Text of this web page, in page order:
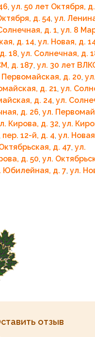
, ул. 50 лет Октября,
д. 54, ул.
д. 1, ул. 8
д. 14, ул. Новая, д.
18, ул. Солнечная, д.
д. 187, ул. 30 лет
Первомайская, д. 20, ул.
д. 21, ул.
д. 24, ул.
д. 26, ул.
Кирова, д. 32, ул.
пер. 12-й, д. 4, ул.
д. 47, ул.
д. 50, ул.
Юбилейная, д. 7, ул.
отзыв